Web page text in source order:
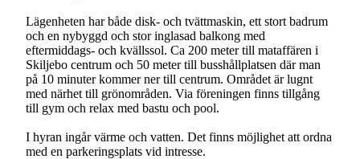
Lägenheten har både disk- och tvättmaskin, ett stort badrum
och en nybyggd och stor inglasad balkong med
eftermiddags- och kvällssol. Ca 200 meter till mataffären i
Skiljebo centrum och 50 meter till busshållplatsen där man
på 10 minuter kommer ner till centrum. Området är lugnt
med närhet till grönområden. Via föreningen finns tillgång
till gym och relax med bastu och pool.
I hyran ingår värme och vatten. Det finns möjlighet att ordna
med en parkeringsplats vid intresse.